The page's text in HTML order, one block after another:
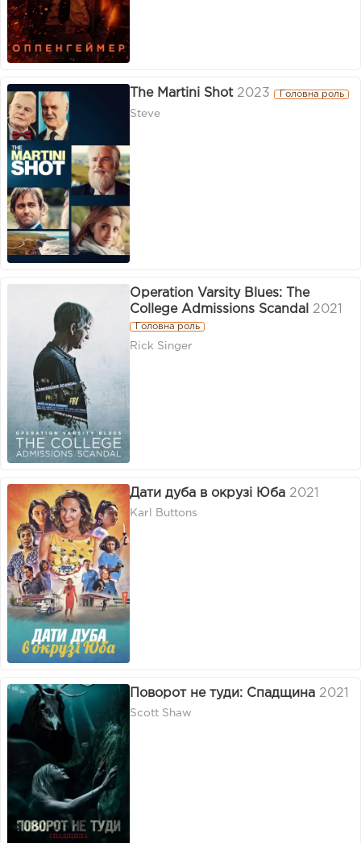
The Martini Shot 2023 Головна роль
Steve
Operation Varsity Blues: The
College Admissions Scandal 2021
Головна роль
Rick Singer
Дати дуба в окрузі Юба 2021
Karl Buttons
Поворот не туди: Спадщина 2021
Scott Shaw